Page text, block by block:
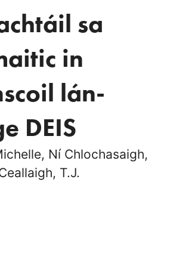
sa
in
lán-
DEIS
Ní Chlochasaigh,
T.J.